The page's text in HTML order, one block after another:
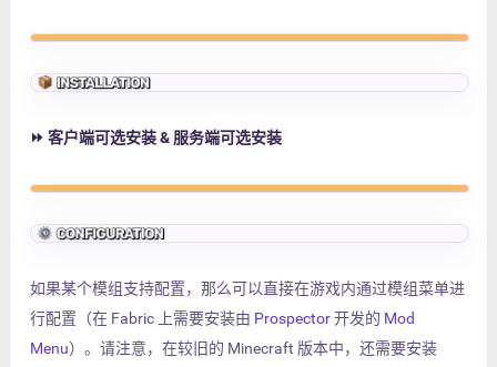
⏩ 客户端可选安装 & 服务端可选安装
如果某个模组支持配置，那么可以直接在游戏内通过模组菜单进
行配置（在 Fabric 上需要安装由 Prospector开发的 Mod
Menu）。请注意，在较旧的 Minecraft 版本中，还需要安装